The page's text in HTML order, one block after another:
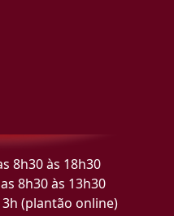
8h30 às 18h30
8h30 às 13h30
(plantão online)